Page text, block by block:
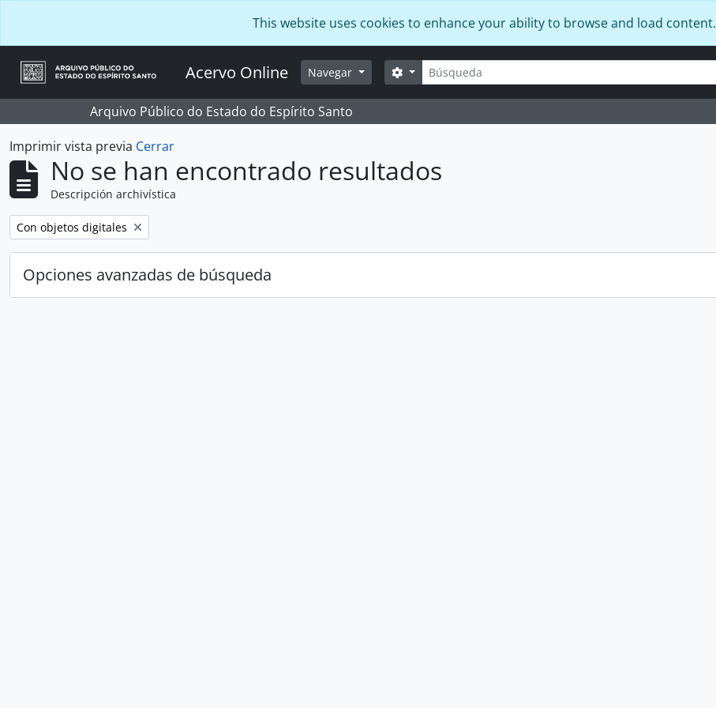
This website uses cookies to enhance your ability to browse and load content.
Acervo Online Navegar Búsqueda
Search options
Arquivo Público do Estado do Espírito Santo
Imprimir vista previa Cerrar
No se han encontrado resultados
Descripción archivística
Remove filter:
Con objetos digitales
Opciones avanzadas de búsqueda